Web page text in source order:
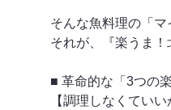
そんな魚料理の「マ
それが、『楽うま！
■ 革命的な「3つの
【調理しなくていい